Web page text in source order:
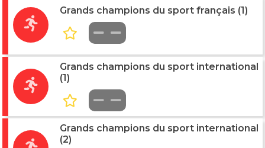
Grands champions du sport français (1)
Grands champions du sport international
(1)
Grands champions du sport international
(2)